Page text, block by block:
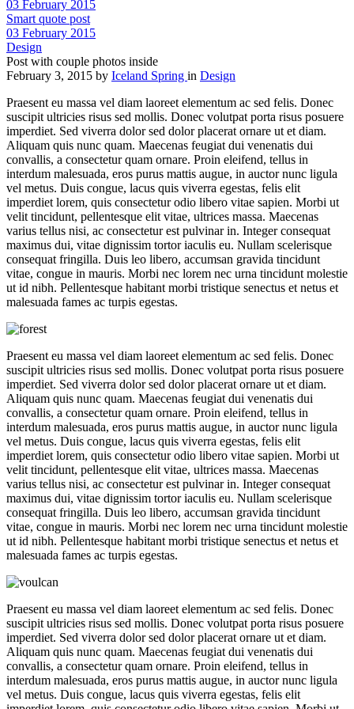
03 February 2015
Smart quote post
03 February 2015
Design
Post with couple photos inside
February 3, 2015 by Iceland Spring in Design
Praesent eu massa vel diam laoreet elementum ac sed felis. Donec
suscipit ultricies risus sed mollis. Donec volutpat porta risus posuere
imperdiet. Sed viverra dolor sed dolor placerat ornare ut et diam.
Aliquam quis nunc quam. Maecenas feugiat dui venenatis dui
convallis, a consectetur quam ornare. Proin eleifend, tellus in
interdum malesuada, eros purus mattis augue, in auctor nunc ligula
vel metus. Duis congue, lacus quis viverra egestas, felis elit
imperdiet lorem, quis consectetur odio libero vitae sapien. Morbi ut
velit tincidunt, pellentesque elit vitae, ultrices massa. Maecenas
varius tellus nisi, ac consectetur est pulvinar in. Integer consequat
maximus dui, vitae dignissim tortor iaculis eu. Nullam scelerisque
consequat fringilla. Duis leo libero, accumsan gravida tincidunt
vitae, congue in mauris. Morbi nec lorem nec urna tincidunt molestie
ut id nibh. Pellentesque habitant morbi tristique senectus et netus et
malesuada fames ac turpis egestas.
Praesent eu massa vel diam laoreet elementum ac sed felis. Donec
suscipit ultricies risus sed mollis. Donec volutpat porta risus posuere
imperdiet. Sed viverra dolor sed dolor placerat ornare ut et diam.
Aliquam quis nunc quam. Maecenas feugiat dui venenatis dui
convallis, a consectetur quam ornare. Proin eleifend, tellus in
interdum malesuada, eros purus mattis augue, in auctor nunc ligula
vel metus. Duis congue, lacus quis viverra egestas, felis elit
imperdiet lorem, quis consectetur odio libero vitae sapien. Morbi ut
velit tincidunt, pellentesque elit vitae, ultrices massa. Maecenas
varius tellus nisi, ac consectetur est pulvinar in. Integer consequat
maximus dui, vitae dignissim tortor iaculis eu. Nullam scelerisque
consequat fringilla. Duis leo libero, accumsan gravida tincidunt
vitae, congue in mauris. Morbi nec lorem nec urna tincidunt molestie
ut id nibh. Pellentesque habitant morbi tristique senectus et netus et
malesuada fames ac turpis egestas.
Praesent eu massa vel diam laoreet elementum ac sed felis. Donec
suscipit ultricies risus sed mollis. Donec volutpat porta risus posuere
imperdiet. Sed viverra dolor sed dolor placerat ornare ut et diam.
Aliquam quis nunc quam. Maecenas feugiat dui venenatis dui
convallis, a consectetur quam ornare. Proin eleifend, tellus in
interdum malesuada, eros purus mattis augue, in auctor nunc ligula
vel metus. Duis congue, lacus quis viverra egestas, felis elit